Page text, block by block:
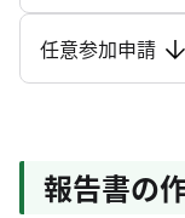
任意参加申請
報告書の